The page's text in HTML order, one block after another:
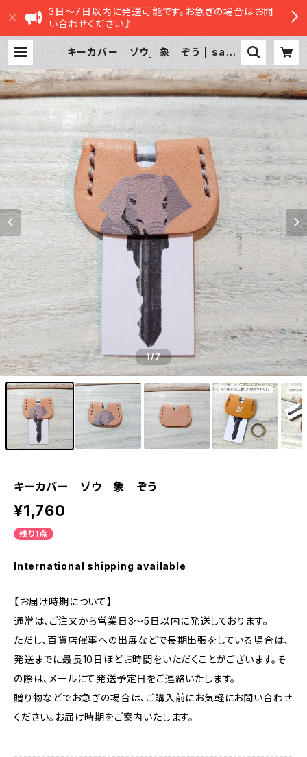
3日～7日以内に発送可能です。お急ぎの場合はお問
い合わせください♪
キーカバー ゾウ 象 ぞう | sasa
1/7
キーカバー ゾウ 象 ぞう
¥1,760
残り1点
International shipping available
【お届け時期について】
通常は、ご注文から営業日3〜5日以内に発送しております。
ただし、百貨店催事への出展などで長期出張をしている場合は、
発送までに最長10日ほどお時間をいただくことがございます。そ
の際は、メールにて発送予定日をご連絡いたします。
贈り物などでお急ぎの場合は、ご購入前にお気軽にお問い合わせ
ください。お届け時期をご案内いたします。